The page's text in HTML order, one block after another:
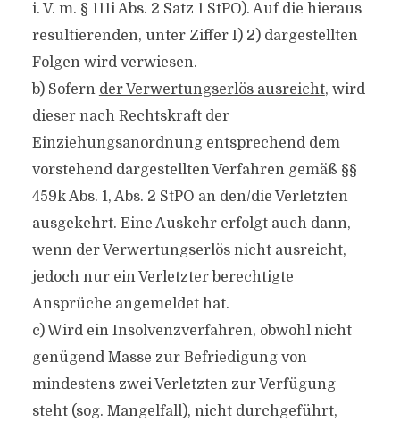
i. V. m. § 111i Abs. 2 Satz 1 StPO). Auf die hieraus
resultierenden, unter Ziffer I) 2) dargestellten
Folgen wird verwiesen.
b) Sofern der Verwertungserlös ausreicht, wird
dieser nach Rechtskraft der
Einziehungsanordnung entsprechend dem
vorstehend dargestellten Verfahren gemäß §§
459k Abs. 1, Abs. 2 StPO an den/die Verletzten
ausgekehrt. Eine Auskehr erfolgt auch dann,
wenn der Verwertungserlös nicht ausreicht,
jedoch nur ein Verletzter berechtigte
Ansprüche angemeldet hat.
c) Wird ein Insolvenzverfahren, obwohl nicht
genügend Masse zur Befriedigung von
mindestens zwei Verletzten zur Verfügung
steht (sog. Mangelfall), nicht durchgeführt,